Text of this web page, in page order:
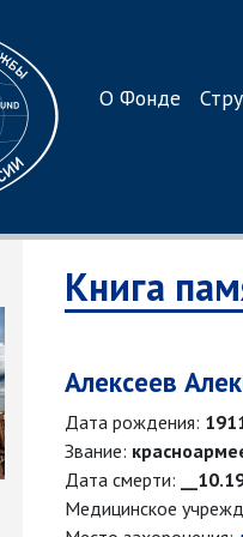
О Фонде
Книга
Алексеев
Дата рождения:
Звание:
Дата смерти:
Медицинское